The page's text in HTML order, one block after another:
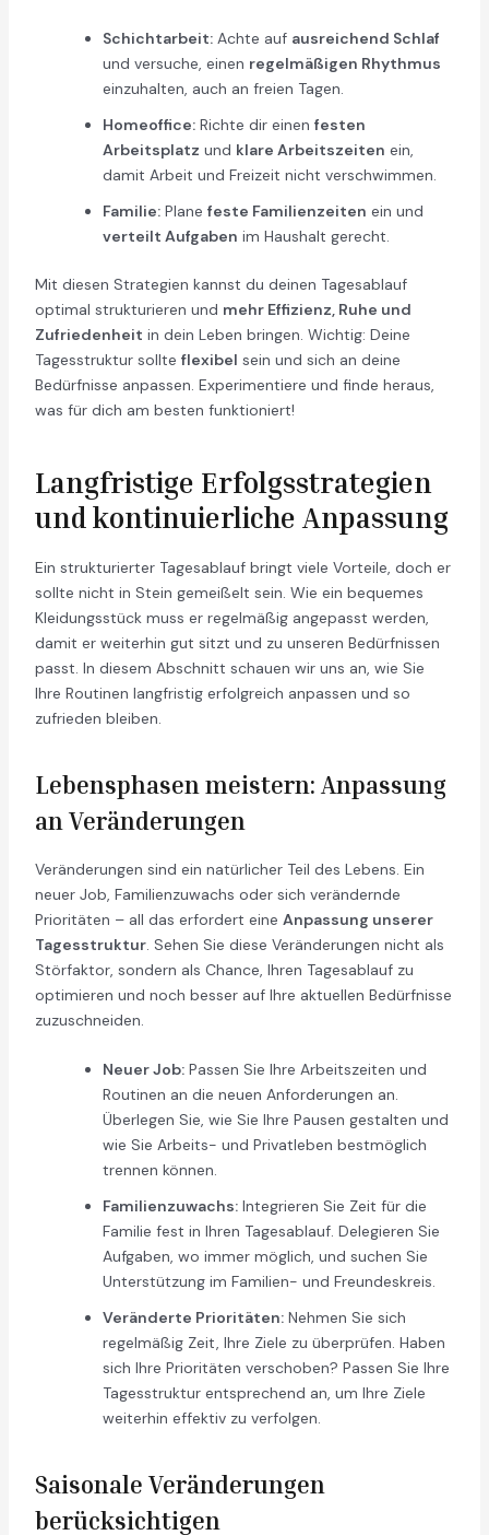
Schichtarbeit:Achte auf ausreichend Schlaf
und versuche, einen regelmäßigen Rhythmus
einzuhalten, auch an freien Tagen.
Homeoffice:Richte dir einen festen
Arbeitsplatz und klare Arbeitszeiten ein,
damit Arbeit und Freizeit nicht verschwimmen.
Familie:Plane feste Familienzeiten ein und
verteilt Aufgaben im Haushalt gerecht.
Mit diesen Strategien kannst du deinen Tagesablauf
optimal strukturieren und mehr Effizienz, Ruhe und
Zufriedenheit in dein Leben bringen. Wichtig: Deine
Tagesstruktur sollte flexibel sein und sich an deine
Bedürfnisse anpassen. Experimentiere und finde heraus,
was für dich am besten funktioniert!
Langfristige Erfolgsstrategien
und kontinuierliche Anpassung
Ein strukturierter Tagesablauf bringt viele Vorteile, doch er
sollte nicht in Stein gemeißelt sein. Wie ein bequemes
Kleidungsstück muss er regelmäßig angepasst werden,
damit er weiterhin gut sitzt und zu unseren Bedürfnissen
passt. In diesem Abschnitt schauen wir uns an, wie Sie
Ihre Routinen langfristig erfolgreich anpassen und so
zufrieden bleiben.
Lebensphasen meistern: Anpassung
an Veränderungen
Veränderungen sind ein natürlicher Teil des Lebens. Ein
neuer Job, Familienzuwachs oder sich verändernde
Prioritäten – all das erfordert eine Anpassung unserer
Tagesstruktur. Sehen Sie diese Veränderungen nicht als
Störfaktor, sondern als Chance, Ihren Tagesablauf zu
optimieren und noch besser auf Ihre aktuellen Bedürfnisse
zuzuschneiden.
Neuer Job:Passen Sie Ihre Arbeitszeiten und
Routinen an die neuen Anforderungen an.
Überlegen Sie, wie Sie Ihre Pausen gestalten und
wie Sie Arbeits- und Privatleben bestmöglich
trennen können.
Familienzuwachs:Integrieren Sie Zeit für die
Familie fest in Ihren Tagesablauf. Delegieren Sie
Aufgaben, wo immer möglich, und suchen Sie
Unterstützung im Familien- und Freundeskreis.
Veränderte Prioritäten:Nehmen Sie sich
regelmäßig Zeit, Ihre Ziele zu überprüfen. Haben
sich Ihre Prioritäten verschoben? Passen Sie Ihre
Tagesstruktur entsprechend an, um Ihre Ziele
weiterhin effektiv zu verfolgen.
Saisonale Veränderungen
berücksichtigen